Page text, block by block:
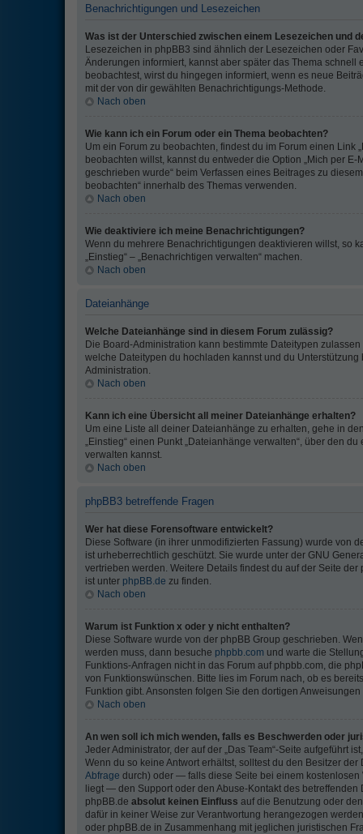
Benachrichtigungen und Lesezeichen
Was ist der Unterschied zwischen einem Lesezeichen und
Lesezeichen in phpBB3 sind ähnlich der Lesezeichen oder
Änderungen informiert, kannst aber später das Thema schnell
beobachtest, wirst du hingegen informiert, wenn es neue
mit der von dir gewählten Benachrichtigungs-Methode.
Nach oben
Wie kann ich ein Forum oder ein Thema beobachten?
Um ein Forum zu beobachten, findest du im Forum einen Link
beobachten willst, kannst du entweder die Option „Mich per
geschrieben wurde“ beim Verfassen eines Beitrages zu
beobachten“ innerhalb des Themas verwenden.
Nach oben
Wie deaktiviere ich meine Benachrichtigungen?
Wenn du mehrere Benachrichtigungen deaktivieren willst, so
„Einstieg“ – „Benachrichtigen verwalten“ machen.
Nach oben
Dateianhänge
Welche Dateianhänge sind in diesem Forum zulässig?
Die Board-Administration kann bestimmte Dateitypen
welche Dateitypen du hochladen kannst und du
Administration.
Nach oben
Kann ich eine Übersicht all meiner Dateianhänge erhalten?
Um eine Liste all deiner Dateianhänge zu erhalten, gehe in
„Einstieg“ einen Punkt „Dateianhänge verwalten“, über den
verwalten kannst.
Nach oben
phpBB3 betreffende Fragen
Wer hat diese Forensoftware entwickelt?
Diese Software (in ihrer unmodifizierten Fassung) wurde von
ist urheberrechtlich geschützt. Sie wurde unter der GNU
vertrieben werden. Weitere Details findest du auf der Seite
ist unter phpBB.de zu finden.
Nach oben
Warum ist Funktion x oder y nicht enthalten?
Diese Software wurde von der phpBB Group geschrieben.
werden muss, dann besuche phpbb.com und warte die
Funktions-Anfragen nicht in das Forum auf phpbb.com, die
von Funktionswünschen. Bitte lies im Forum nach, ob es
Funktion gibt. Ansonsten folgen Sie den dortigen
Nach oben
An wen soll ich mich wenden, falls es Beschwerden oder
Jeder Administrator, der auf der „Das Team“-Seite aufgeführt
Wenn du so keine Antwort erhältst, solltest du den Besitzer
Abfrage durch) oder — falls diese Seite bei einem kostenlosen
liegt — den Support oder den Abuse-Kontakt des
phpBB.de absolut keinen Einfluss auf die Benutzung oder
dafür in keiner Weise zur Verantwortung herangezogen
oder phpBB.de in Zusammenhang mit jeglichen juristischen